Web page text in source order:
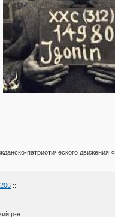
патриотического движения
::
р-н